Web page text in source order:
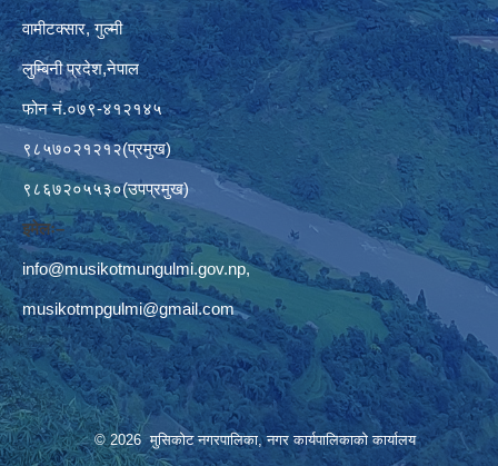
वामीटक्सार, गुल्मी
लुम्बिनी प्रदेश,नेपाल
फोन नं.०७९-४१२१४५
९८५७०२१२१२(प्रमुख)
९८६७२०५५३०(उपप्रमुख)
इमेलः–
info@musikotmungulmi.gov.np,
musikotmpgulmi@gmail.com
© 2026 मुसिकोट नगरपालिका, नगर कार्यपालिकाकाे कार्यालय